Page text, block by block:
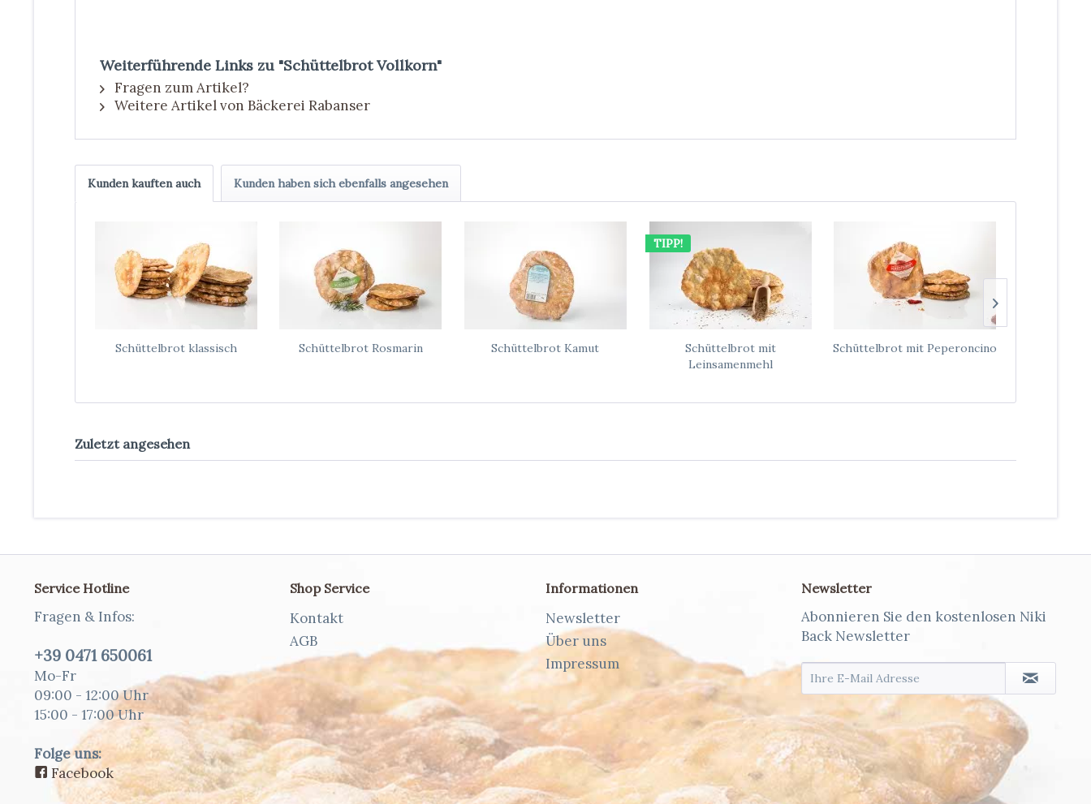
Weiterführende Links zu "Schüttelbrot Vollkorn"
Fragen zum Artikel?
Weitere Artikel von Bäckerei Rabanser
Kunden kauften auch Kunden haben sich ebenfalls angesehen
Schüttelbrot klassisch Schüttelbrot Rosmarin Schüttelbrot Kamut
TIPP!
Schüttelbrot mit
Leinsamenmehl
Schüttelbrot mit Peperoncino
Zuletzt angesehen
Service Hotline
Fragen & Infos:
+39 0471 650061
Mo-Fr
09:00 - 12:00 Uhr
15:00 - 17:00 Uhr
Folge uns:
Facebook
Shop Service
Kontakt
AGB
Informationen
Newsletter
Über uns
Impressum
Newsletter
Abonnieren Sie den kostenlosen Niki
Back Newsletter